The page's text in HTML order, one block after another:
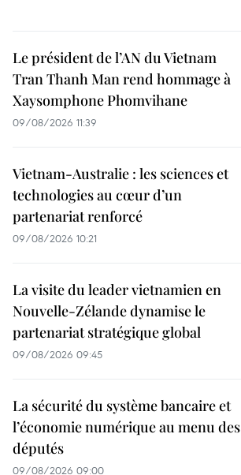
Le président de l’AN du Vietnam
Tran Thanh Man rend hommage à
Xaysomphone Phomvihane
09/08/2026 11:39
Vietnam-Australie : les sciences et
technologies au cœur d’un
partenariat renforcé
09/08/2026 10:21
La visite du leader vietnamien en
Nouvelle-Zélande dynamise le
partenariat stratégique global
09/08/2026 09:45
La sécurité du système bancaire et
l’économie numérique au menu des
députés
09/08/2026 09:00